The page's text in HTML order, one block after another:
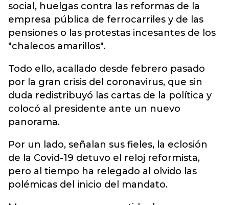
social, huelgas contra las reformas de la
empresa pública de ferrocarriles y de las
pensiones o las protestas incesantes de los
"chalecos amarillos".
Todo ello, acallado desde febrero pasado
por la gran crisis del coronavirus, que sin
duda redistribuyó las cartas de la política y
colocó al presidente ante un nuevo
panorama.
Por un lado, señalan sus fieles, la eclosión
de la Covid-19 detuvo el reloj reformista,
pero al tiempo ha relegado al olvido las
polémicas del inicio del mandato.